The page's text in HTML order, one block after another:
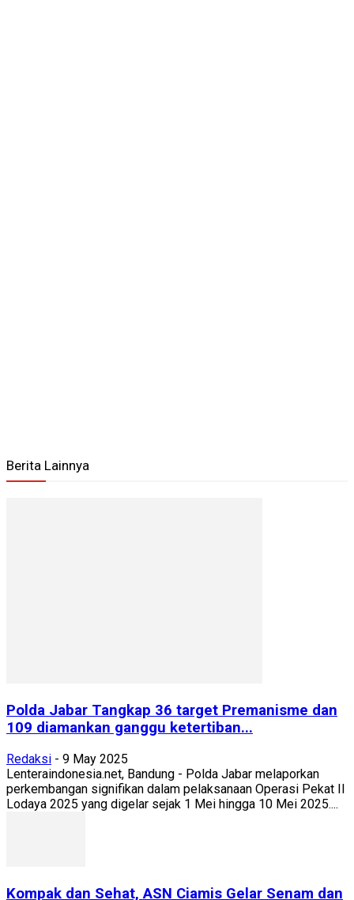
Berita Lainnya
Polda Jabar Tangkap 36 target Premanisme dan
109 diamankan ganggu ketertiban...
Redaksi - 9 May 2025
Lenteraindonesia.net, Bandung - Polda Jabar melaporkan
perkembangan signifikan dalam pelaksanaan Operasi Pekat II
Lodaya 2025 yang digelar sejak 1 Mei hingga 10 Mei 2025....
Kompak dan Sehat, ASN Ciamis Gelar Senam dan